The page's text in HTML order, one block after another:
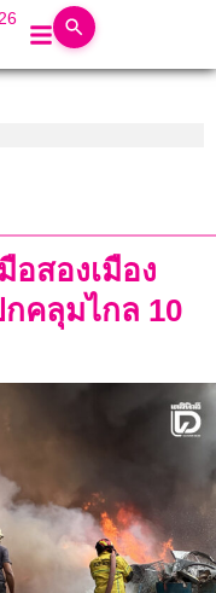
สองเมือง
คลุมไกล 10